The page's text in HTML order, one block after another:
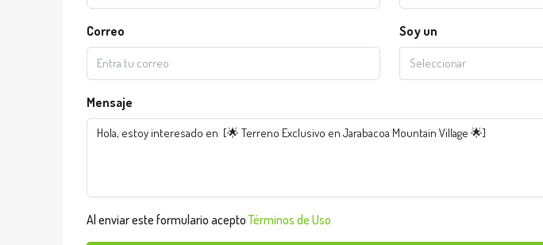
Correo Soy un
Seleccionar
Mensaje
Al enviar este formulario aceptoTérminos de Uso